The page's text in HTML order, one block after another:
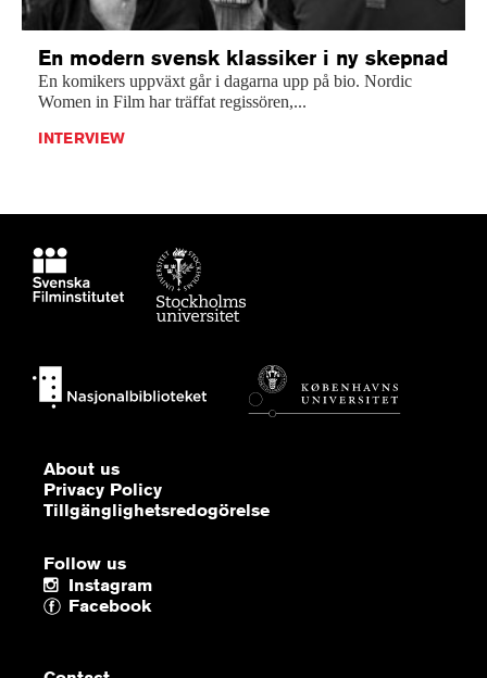
En modern svensk klassiker i ny skepnad
En komikers uppväxt går i dagarna upp på bio. Nordic
Women in Film har träffat regissören,...
INTERVIEW
About us
Privacy Policy
Tillgänglighetsredogörelse
Follow us
Instagram
Facebook